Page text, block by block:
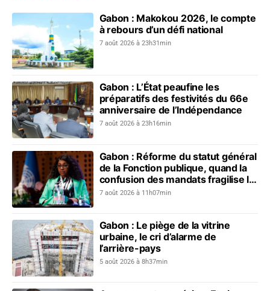
Gabon : Makokou 2026, le compte
à rebours d’un défi national
7 août 2026 à 23h31min
Gabon : L’État peaufine les
préparatifs des festivités du 66e
anniversaire de l’Indépendance
7 août 2026 à 23h16min
Gabon : Réforme du statut général
de la Fonction publique, quand la
confusion des mandats fragilise le
dialogue social
7 août 2026 à 11h07min
Gabon : Le piège de la vitrine
urbaine, le cri d’alarme de
l’arrière-pays
5 août 2026 à 8h37min